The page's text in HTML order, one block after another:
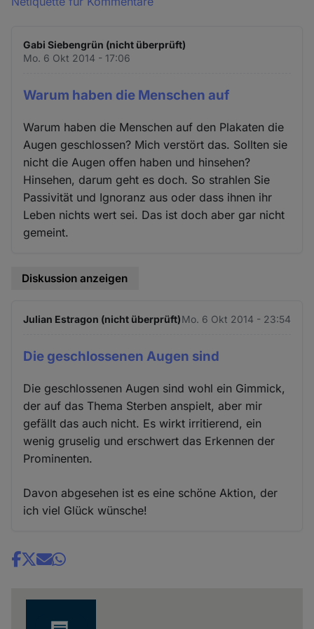
Gabi Siebengrün (nicht überprüft)
Mo. 6 Okt 2014 - 17:06
Warum haben die Menschen auf
Warum haben die Menschen auf den Plakaten die
Augen geschlossen? Mich verstört das. Sollten sie
nicht die Augen offen haben und hinsehen?
Hinsehen, darum geht es doch. So strahlen Sie
Passivität und Ignoranz aus oder dass ihnen ihr
Leben nichts wert sei. Das ist doch aber gar nicht
gemeint.
Diskussion anzeigen
Julian Estragon (nicht überprüft)Mo. 6 Okt 2014 - 23:54
Die geschlossenen Augen sind
Die geschlossenen Augen sind wohl ein Gimmick,
der auf das Thema Sterben anspielt, aber mir
gefällt das auch nicht. Es wirkt irritierend, ein
wenig gruselig und erschwert das Erkennen der
Prominenten.
Davon abgesehen ist es eine schöne Aktion, der
ich viel Glück wünsche!
Share